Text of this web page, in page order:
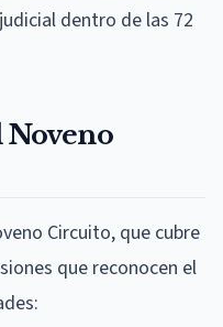
dentro de las 72
Circuito, que cubre
que reconocen el